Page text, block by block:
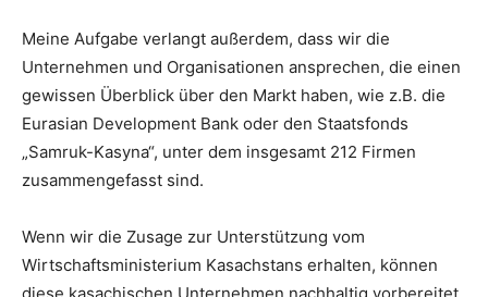
Meine Aufgabe verlangt außerdem, dass wir die
Unternehmen und Organisationen ansprechen, die einen
gewissen Überblick über den Markt haben, wie z.B. die
Eurasian Development Bank oder den Staatsfonds
„Samruk-Kasyna“, unter dem insgesamt 212 Firmen
zusammengefasst sind.
Wenn wir die Zusage zur Unterstützung vom
Wirtschaftsministerium Kasachstans erhalten, können
diese kasachischen Unternehmen nachhaltig vorbereitet